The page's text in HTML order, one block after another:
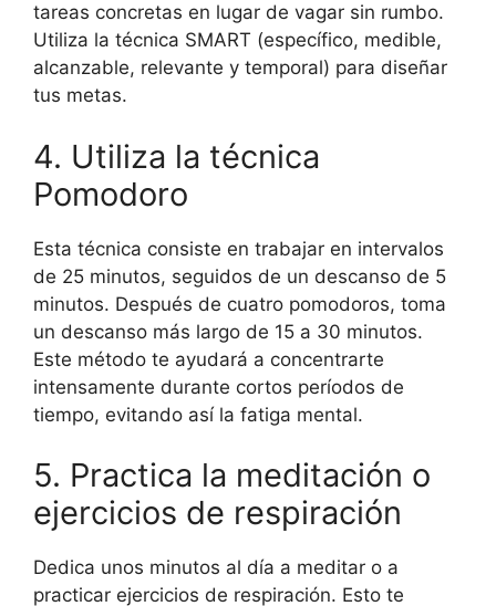
tareas concretas en lugar de vagar sin rumbo.
Utiliza la técnica SMART (específico, medible,
alcanzable, relevante y temporal) para diseñar
tus metas.
4. Utiliza la técnica
Pomodoro
Esta técnica consiste en trabajar en intervalos
de 25 minutos, seguidos de un descanso de 5
minutos. Después de cuatro pomodoros, toma
un descanso más largo de 15 a 30 minutos.
Este método te ayudará a concentrarte
intensamente durante cortos períodos de
tiempo, evitando así la fatiga mental.
5. Practica la meditación o
ejercicios de respiración
Dedica unos minutos al día a meditar o a
practicar ejercicios de respiración. Esto te